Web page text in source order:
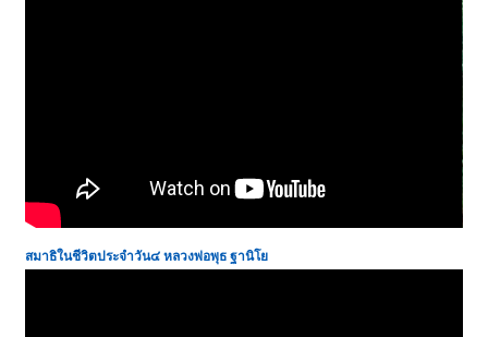
สมาธิในชีวิตประจำวัน๔หลวงพ่อพุธ ฐานิโย